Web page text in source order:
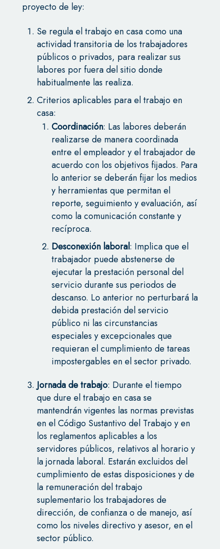
proyecto de ley:
Se regula el trabajo en casa como una
actividad transitoria de los trabajadores
públicos o privados, para realizar sus
labores por fuera del sitio donde
habitualmente las realiza.
Criterios aplicables para el trabajo en
casa:
Coordinación: Las labores deberán
realizarse de manera coordinada
entre el empleador y el trabajador de
acuerdo con los objetivos fijados. Para
lo anterior se deberán fijar los medios
y herramientas que permitan el
reporte, seguimiento y evaluación, así
como la comunicación constante y
recíproca.
Desconexión laboral: Implica que el
trabajador puede abstenerse de
ejecutar la prestación personal del
servicio durante sus periodos de
descanso. Lo anterior no perturbará la
debida prestación del servicio
público ni las circunstancias
especiales y excepcionales que
requieran el cumplimiento de tareas
impostergables en el sector privado.
Jornada de trabajo: Durante el tiempo
que dure el trabajo en casa se
mantendrán vigentes las normas previstas
en el Código Sustantivo del Trabajo y en
los reglamentos aplicables a los
servidores públicos, relativos al horario y
la jornada laboral. Estarán excluidos del
cumplimiento de estas disposiciones y de
la remuneración del trabajo
suplementario los trabajadores de
dirección, de confianza o de manejo, así
como los niveles directivo y asesor, en el
sector público.